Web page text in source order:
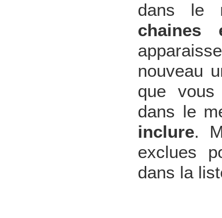
dans le
chaines
nouveau
que vous
dans le
inclure.
exclues
dans la